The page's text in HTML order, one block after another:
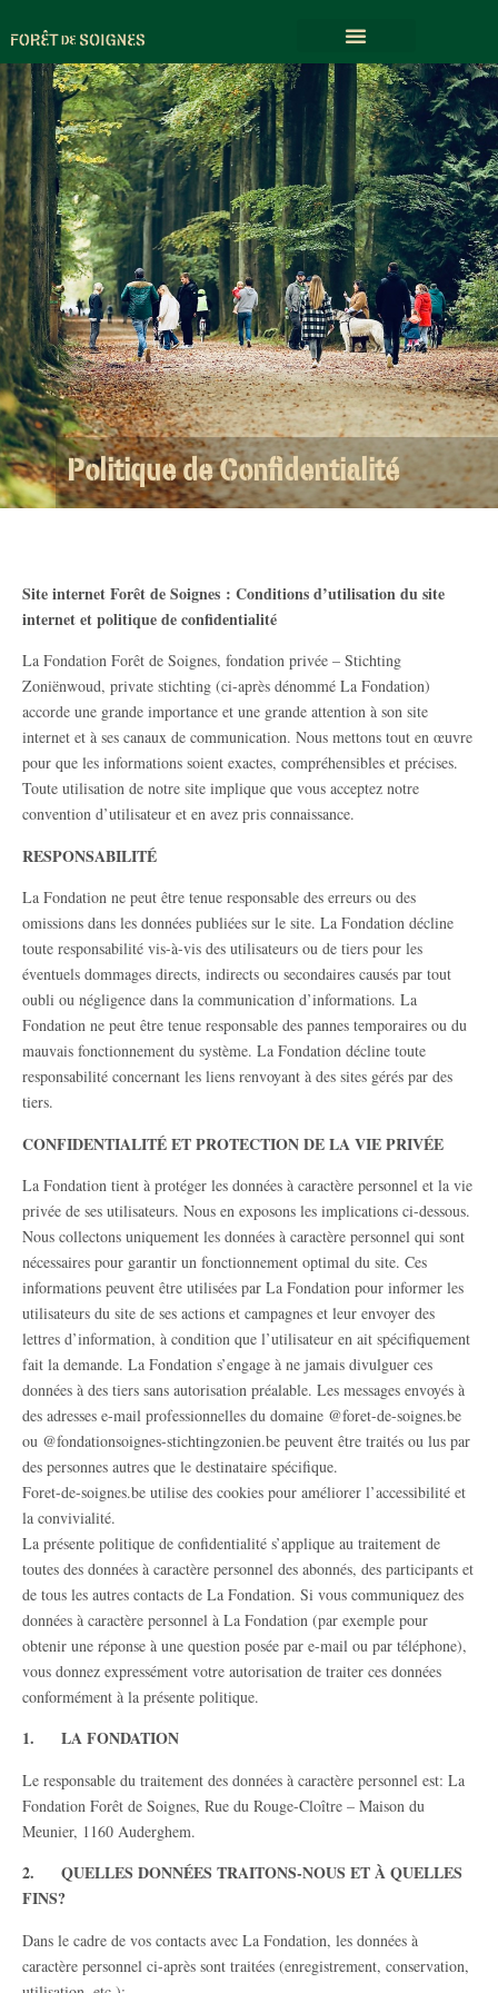
Politique de Confidentialité
Site internet Forêt de Soignes : Conditions d’utilisation du site
internet et politique de confidentialité
La Fondation Forêt de Soignes, fondation privée – Stichting
Zoniënwoud, private stichting (ci-après dénommé La Fondation)
accorde une grande importance et une grande attention à son site
internet et à ses canaux de communication. Nous mettons tout en œuvre
pour que les informations soient exactes, compréhensibles et précises.
Toute utilisation de notre site implique que vous acceptez notre
convention d’utilisateur et en avez pris connaissance.
RESPONSABILITÉ
La Fondation ne peut être tenue responsable des erreurs ou des
omissions dans les données publiées sur le site. La Fondation décline
toute responsabilité vis-à-vis des utilisateurs ou de tiers pour les
éventuels dommages directs, indirects ou secondaires causés par tout
oubli ou négligence dans la communication d’informations. La
Fondation ne peut être tenue responsable des pannes temporaires ou du
mauvais fonctionnement du système. La Fondation décline toute
responsabilité concernant les liens renvoyant à des sites gérés par des
tiers.
CONFIDENTIALITÉ ET PROTECTION DE LA VIE PRIVÉE
La Fondation tient à protéger les données à caractère personnel et la vie
privée de ses utilisateurs. Nous en exposons les implications ci-dessous.
Nous collectons uniquement les données à caractère personnel qui sont
nécessaires pour garantir un fonctionnement optimal du site. Ces
informations peuvent être utilisées par La Fondation pour informer les
utilisateurs du site de ses actions et campagnes et leur envoyer des
lettres d’information, à condition que l’utilisateur en ait spécifiquement
fait la demande. La Fondation s’engage à ne jamais divulguer ces
données à des tiers sans autorisation préalable. Les messages envoyés à
des adresses e-mail professionnelles du domaine @foret-de-soignes.be
ou @fondationsoignes-stichtingzonien.be peuvent être traités ou lus par
des personnes autres que le destinataire spécifique.
Foret-de-soignes.be utilise des cookies pour améliorer l’accessibilité et
la convivialité.
La présente politique de confidentialité s’applique au traitement de
toutes des données à caractère personnel des abonnés, des participants et
de tous les autres contacts de La Fondation. Si vous communiquez des
données à caractère personnel à La Fondation (par exemple pour
obtenir une réponse à une question posée par e-mail ou par téléphone),
vous donnez expressément votre autorisation de traiter ces données
conformément à la présente politique.
1. LA FONDATION
Le responsable du traitement des données à caractère personnel est: La
Fondation Forêt de Soignes, Rue du Rouge-Cloître – Maison du
Meunier, 1160 Auderghem.
2. QUELLES DONNÉES TRAITONS-NOUS ET À QUELLES
FINS?
Dans le cadre de vos contacts avec La Fondation, les données à
caractère personnel ci-après sont traitées (enregistrement, conservation,